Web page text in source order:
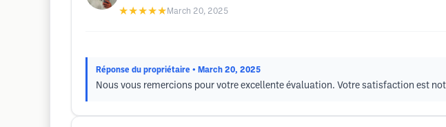
★★★★★ March 20, 2025
Réponse du propriétaire • March 20, 2025
Nous vous remercions pour votre excellente évaluation. Votre satisfaction est